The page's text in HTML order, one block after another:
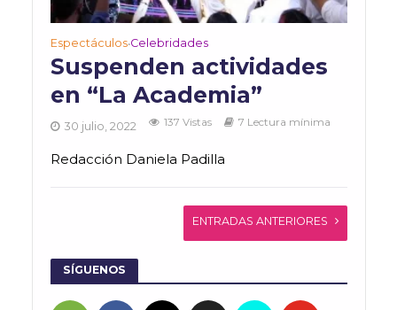
Espectáculos•Celebridades
Suspenden actividades
en “La Academia”
30 julio, 2022 137 Vistas 7 Lectura mínima
Redacción Daniela Padilla
ENTRADAS ANTERIORES
SÍGUENOS